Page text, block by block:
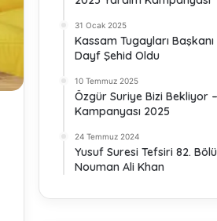
31 Ocak 2025
Kassam Tugayları
Dayf Şehid Oldu
10 Temmuz 2025
Özgür Suriye Bizi Bekliyor
Kampanyası 2025
24 Temmuz 2024
Yusuf Suresi Tefsiri 82.
Nouman Ali Khan